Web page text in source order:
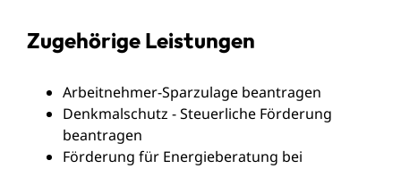
Zugehörige Leistungen
Arbeitnehmer-Sparzulage beantragen
Denkmalschutz - Steuerliche Förderung
beantragen
Förderung für Energieberatung bei